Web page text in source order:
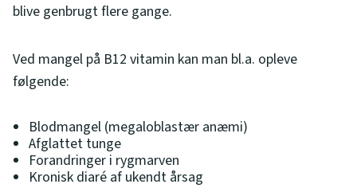
blive genbrugt flere gange.
Ved mangel på B12 vitamin kan man bl.a. opleve
følgende:
Blodmangel (megaloblastær anæmi)
Afglattet tunge
Forandringer i rygmarven
Kronisk diaré af ukendt årsag